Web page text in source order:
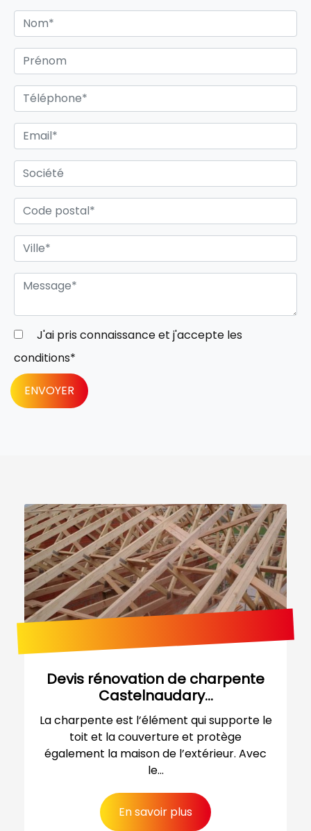
J'ai pris connaissance et j'accepte les
conditions*
ENVOYER
Devis rénovation de charpente
Castelnaudary...
La charpente est l’élément qui supporte le
toit et la couverture et protège
également la maison de l’extérieur. Avec
le...
En savoir plus